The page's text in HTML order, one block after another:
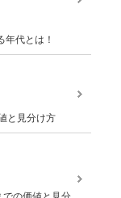
代とは！
と見分け方